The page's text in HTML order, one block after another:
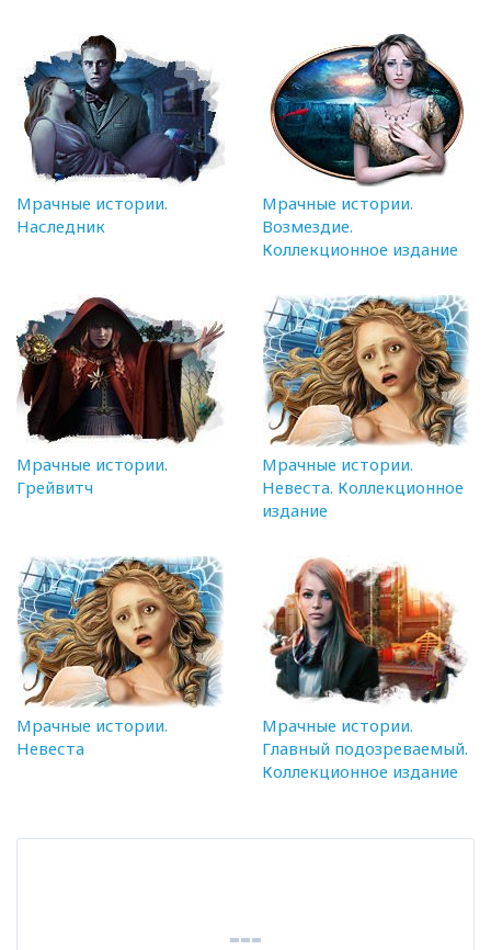
Мрачные истории.
Наследник
Мрачные истории.
Возмездие.
Коллекционное издание
Мрачные истории.
Грейвитч
Мрачные истории.
Невеста. Коллекционное
издание
Мрачные истории.
Невеста
Мрачные истории.
Главный подозреваемый.
Коллекционное издание